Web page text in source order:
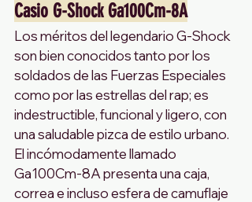
Casio G-Shock Ga100Cm-8A
Los méritos del legendario G-Shock
son bien conocidos tanto por los
soldados de las Fuerzas Especiales
como por las estrellas del rap; es
indestructible, funcional y ligero, con
una saludable pizca de estilo urbano.
El incómodamente llamado
Ga100Cm-8A presenta una caja,
correa e incluso esfera de camuflaje